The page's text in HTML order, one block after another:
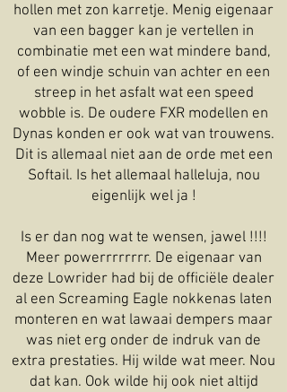
hollen met zon karretje. Menig eigenaar
van een bagger kan je vertellen in
combinatie met een wat mindere band,
of een windje schuin van achter en een
streep in het asfalt wat een speed
wobble is. De oudere FXR modellen en
Dynas konden er ook wat van trouwens.
Dit is allemaal niet aan de orde met een
Softail. Is het allemaal halleluja, nou
eigenlijk wel ja !
Is er dan nog wat te wensen, jawel !!!!
Meer powerrrrrrrr. De eigenaar van
deze Lowrider had bij de officiële dealer
al een Screaming Eagle nokkenas laten
monteren en wat lawaai dempers maar
was niet erg onder de indruk van de
extra prestaties. Hij wilde wat meer. Nou
dat kan. Ook wilde hij ook niet altijd